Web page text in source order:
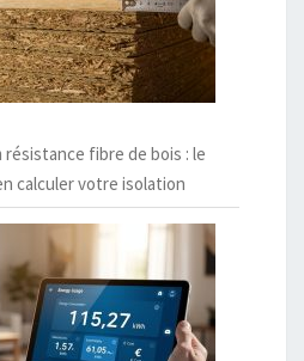
fibre de bois : le
calculer votre isolation